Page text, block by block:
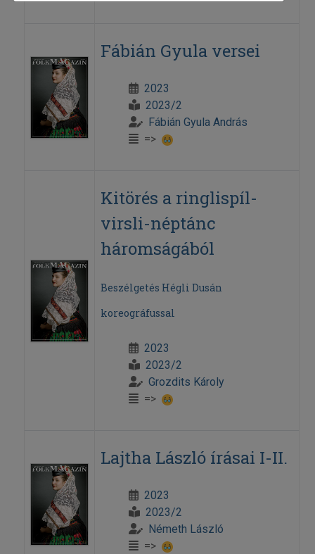
Fábián Gyula versei
2023
2023/2
Fábián Gyula András
=>
Kitörés a ringlispíl-
virsli-néptánc
háromságából
Beszélgetés Hégli Dusán
koreográfussal
2023
2023/2
Grozdits Károly
=>
Lajtha László írásai I-II.
2023
2023/2
Németh László
=>